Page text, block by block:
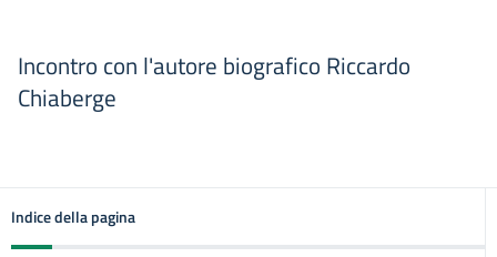
Incontro con l'autore biografico Riccardo
Chiaberge
Indice della pagina